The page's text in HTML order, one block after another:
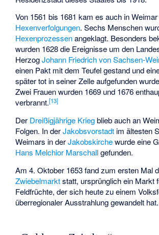
Von 1561 bis 1681 kam es auch in
Hexenverfolgungen. Sechs Menschen
Hexenprozessenangeklagt. Besonders
wurden 1628 die Ereignisse um den
HerzogJohann Friedrich von Sachsen-
einen Pakt mit dem Teufel gestand und
später tot in seiner Zelle aufgefunden
Zwei Frauen wurden 1669 und 1676
verbrannt.[13]
Der Dreißigjährige Kriegblieb auch an
Folgen. In derJakobsvorstadt im ältesten
Weimars in derJakobskirchewurde eine
Hans Melchior Marschallgefunden.
Am 4. Oktober 1653 fand zum ersten Mal
Zwiebelmarktstatt, ursprünglich ein Markt
Feldfrüchte, der sich heute zu einem
überregionaler Ausstrahlung gewandelt hat.